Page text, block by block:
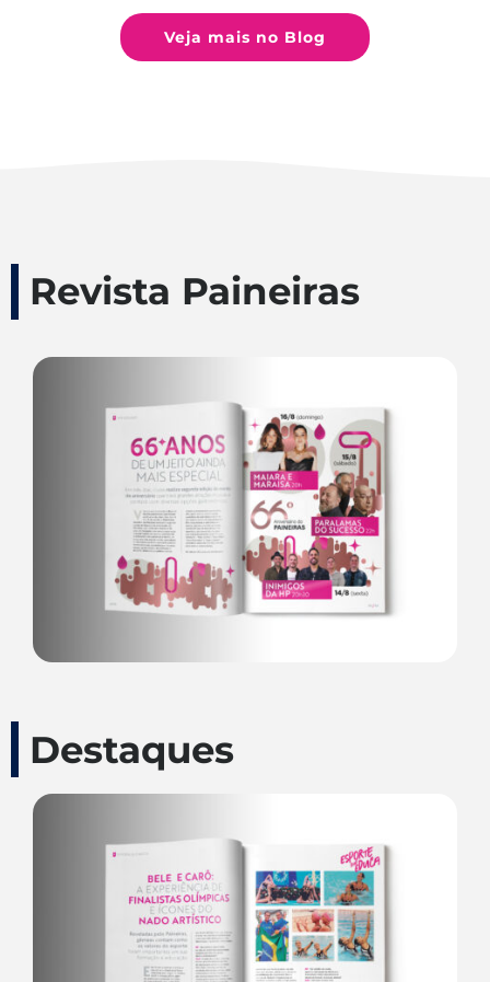
Veja mais no Blog
Revista Paineiras
Destaques